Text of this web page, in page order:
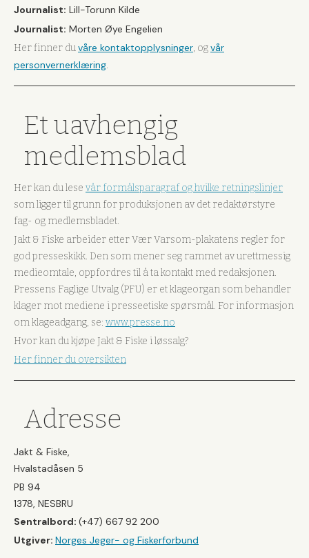
Journalist: Lill-Torunn Kilde
Journalist: Morten Øye Engelien
Her finner duvåre kontaktopplysninger, ogvår
personvernerklæring.
Et uavhengig
medlemsblad
Her kan du lese vår formålsparagraf og hvilke retningslinjer
som ligger til grunn for produksjonen av det redaktørstyre
fag- og medlemsbladet.
Jakt & Fiske arbeider etter Vær Varsom-plakatens regler for
god presseskikk. Den som mener seg rammet av urettmessig
medieomtale, oppfordres til å ta kontakt med redaksjonen.
Pressens Faglige Utvalg (PFU) er et klageorgan som behandler
klager mot mediene i presseetiske spørsmål. For informasjon
om klageadgang, se: www.presse.no
Hvor kan du kjøpe Jakt & Fiske i løssalg?
Her finner du oversikten
Adresse
Jakt & Fiske,
Hvalstadåsen 5
PB 94
1378, NESBRU
Sentralbord: (+47) 667 92 200
Utgiver: Norges Jeger- og Fiskerforbund